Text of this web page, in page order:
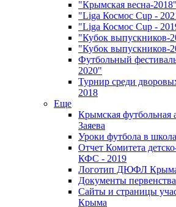
"Крымская весна-2018"
"Liga Космос Cup -
"Liga Космос Cup -
"Кубок выпускников-
"Кубок выпускников-
Футбольный
2020"
Турнир среди
2018
Еще
Крымская
Заяева
Уроки футбола в
Отчет Комитета
КФС - 2019
Логотип ДЮФЛ
Документы
Сайты и страницы
Крыма